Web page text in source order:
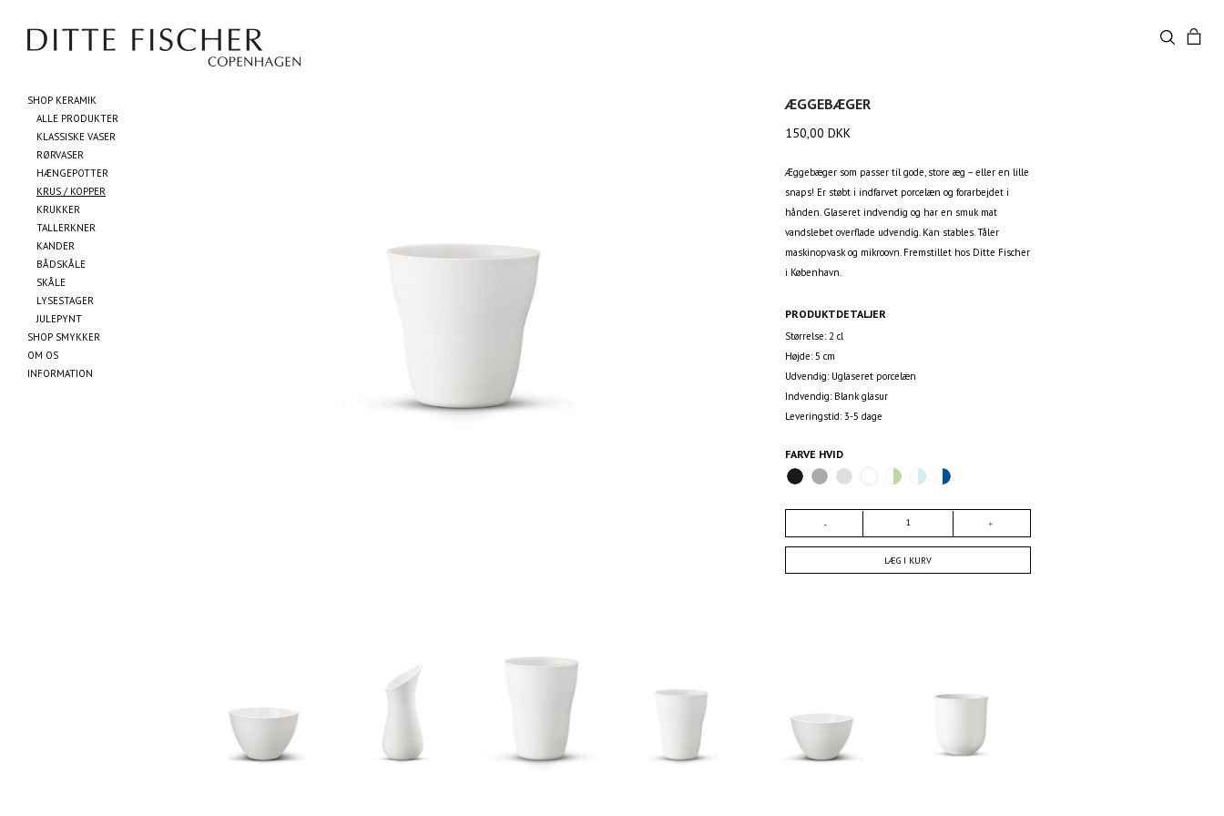
SHOP KERAMIK
ALLE PRODUKTER
KLASSISKE VASER
RØRVASER
HÆNGEPOTTER
KRUS / KOPPER
KRUKKER
TALLERKNER
KANDER
BÅDSKÅLE
SKÅLE
LYSESTAGER
JULEPYNT
SHOP SMYKKER
OM OS
INFORMATION
ÆGGEBÆGER
150,00 DKK
Æggebæger som passer til gode, store æg – eller en lille
snaps! Er støbt i indfarvet porcelæn og forarbejdet i
hånden. Glaseret indvendig og har en smuk mat
vandslebet overflade udvendig. Kan stables. Tåler
maskinopvask og mikroovn. Fremstillet hos Ditte Fischer
i København.
PRODUKTDETALJER
Størrelse: 2 cl
Højde: 5 cm
Udvendig: Uglaseret porcelæn
Indvendig: Blank glasur
Leveringstid: 3-5 dage
FARVE HVID
LÆG I KURV